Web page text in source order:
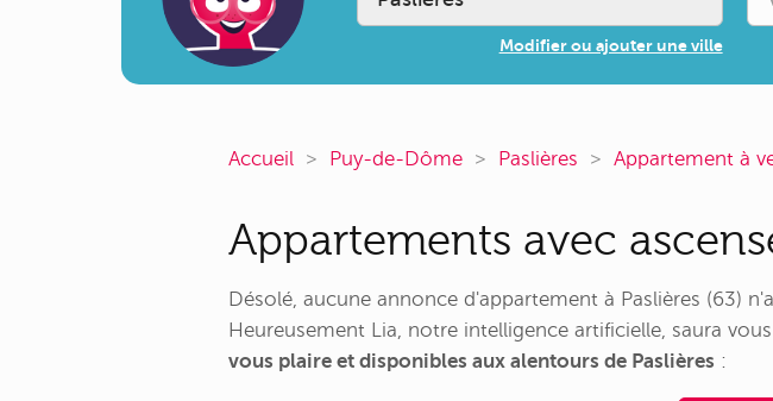
Modifier ou ajouter une ville
Accueil Puy-de-Dôme Paslières Appartement à
Appartements avec
Désolé, aucune annonce d'appartement à Paslières (63)
Heureusement Lia, notre intelligence artificielle, saura
vous plaire et disponibles aux alentours de Paslières :